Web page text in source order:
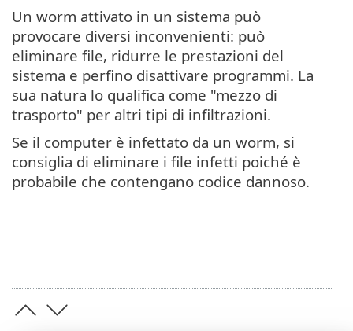
Un worm attivato in un sistema può
provocare diversi inconvenienti: può
eliminare file, ridurre le prestazioni del
sistema e perfino disattivare programmi. La
sua natura lo qualifica come "mezzo di
trasporto" per altri tipi di infiltrazioni.
Se il computer è infettato da un worm, si
consiglia di eliminare i file infetti poiché è
probabile che contengano codice dannoso.